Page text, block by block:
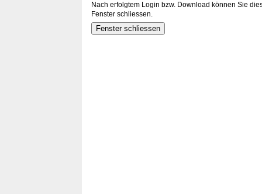
Nach erfolgtem Login bzw. Download können Sie
Fenster schliessen.